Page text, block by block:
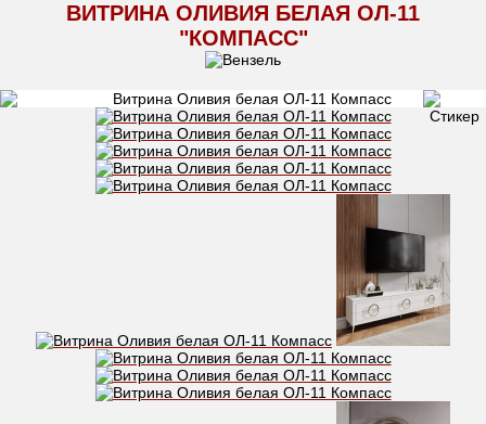
ВИТРИНА ОЛИВИЯ БЕЛАЯ ОЛ-11
"КОМПАСС"